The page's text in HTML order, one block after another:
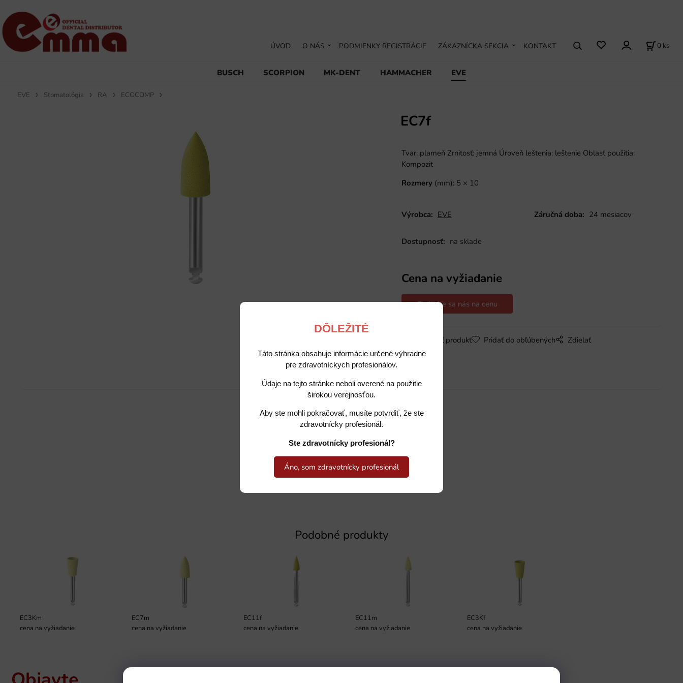
DÔLEŽITÉ
Táto stránka obsahuje informácie určené výhradne
pre zdravotníckych profesionálov.
Údaje na tejto stránke neboli overené na použitie
širokou verejnosťou.
Aby ste mohli pokračovať, musíte potvrdiť, že ste
zdravotnícky profesionál.
Ste zdravotnícky profesionál?
Áno, som zdravotnícky profesionál
BUSCH SCORPION MK-DENT HAMMACHER EVE
ÚVOD O NÁS PODMIENKY REGISTRÁCIE ZÁKAZNÍCKA SEKCIA KONTAKT 0 ks
EVE Stomatológia RA ECOCOMP
EC7f
Tvar: plameň Zrnitosť: jemná Úroveň leštenia: leštenie Oblasť použitia:
Kompozit
Rozmery(mm): 5 × 10
Výrobca: EVE Záručná doba: 24 mesiacov
Dostupnosť: na sklade
Cena na vyžiadanie
Opýtajte sa nás na cenu
Sledovať produkt Pridať do obľúbených Zdielať
Popis Potrebujete poradiť?
Podobné produkty
EC3Km
cena na vyžiadanie
EC7m
cena na vyžiadanie
EC11f
cena na vyžiadanie
EC11m
cena na vyžiadanie
EC3Kf
cena na vyžiadanie